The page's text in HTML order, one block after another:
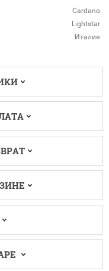
Cardano
Lightstar
Италия